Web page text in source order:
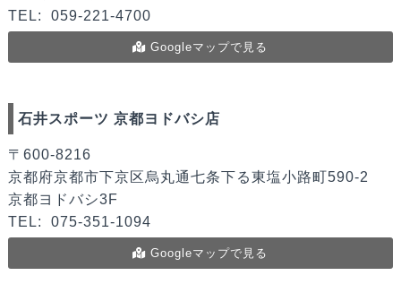
TEL:
059-221-4700
Googleマップで見る
石井スポーツ 京都ヨドバシ店
〒600-8216
京都府京都市下京区烏丸通七条下る東塩小路町590-2
京都ヨドバシ3F
TEL:
075-351-1094
Googleマップで見る